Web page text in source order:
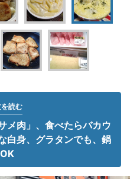
読む
メ肉」、食べたらバカウ
身、グラタンでも、鍋